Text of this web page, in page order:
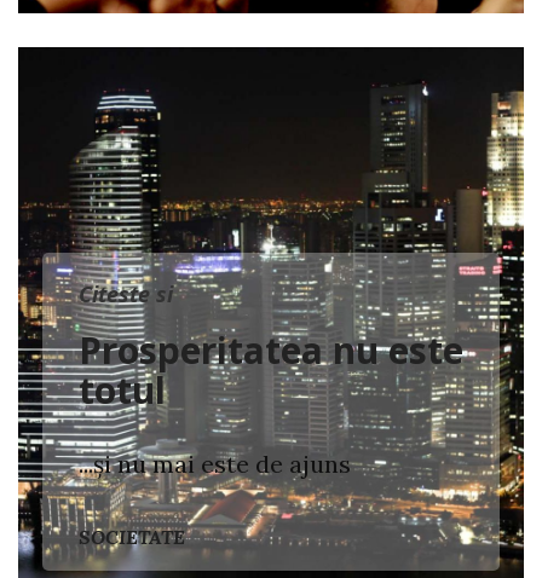
Citeste si
Prosperitatea nu este
totul
...și nu mai este de ajuns
SOCIETATE